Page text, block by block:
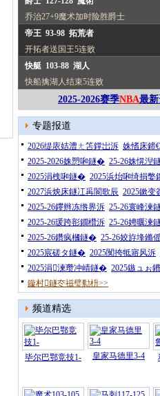
乔治27+9魔术加时险胜爵士
帝王 93-98 拓荒者
开拓者送国王5连败
快艇 103-88 湖人
快船擒湖人结束5连败
2025-2026赛季NBA最
专题报道
2026缇庡姞澧ㄤ笘鐣岀泝 姝愭床鍗
2025-2026姝愬啝鐩� 25-26姝愰湼
2025涓栧啝鐩� 2025浜炲啝绮捐嫳
2027浜炴床鐩冮爯閬歌辰 2025鏉
2025-26鑻辫冻绺界泝 25-26寰峰湅
2025-26瑗跨彮鐗欑泝 25-26娉曞湅
2025-26鑽疯槶鐩� 25-26姣斿埄鏅
2025宸磋タ鐩� 2025闃挎牴寤风泝
2025涓湅瓒冲崝鐩� 2025鏃ュぉ
鏇村鐩冭禌璧勬枡>>
频道精选
毕尔巴鄂竞技1- 皇家马德里3-4